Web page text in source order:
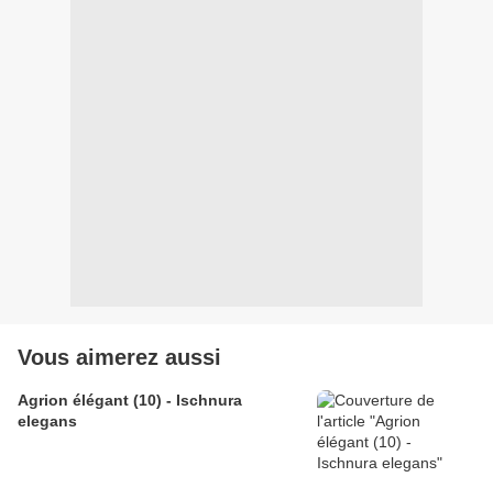
Vous aimerez aussi
Agrion élégant (10) - Ischnura
elegans